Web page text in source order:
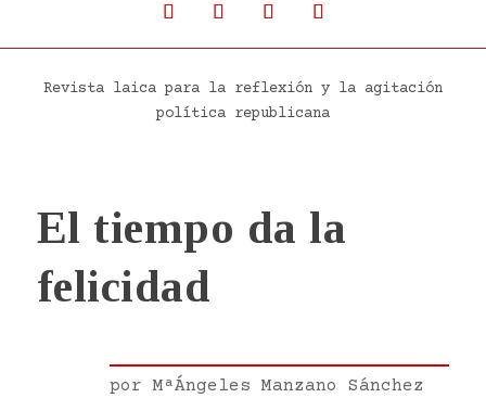
Revista laica para la reflexión y la agitación
política republicana
El tiempo da la
felicidad
por MªÁngeles Manzano Sánchez